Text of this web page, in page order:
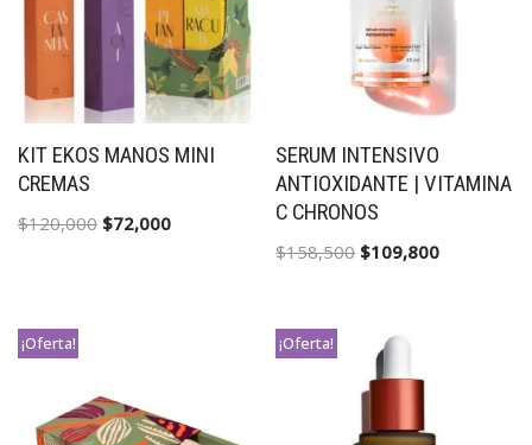
KIT EKOS MANOS MINI
CREMAS
$120,000 $72,000
SERUM INTENSIVO
ANTIOXIDANTE | VITAMINA
C CHRONOS
$158,500 $109,800
¡Oferta! ¡Oferta!